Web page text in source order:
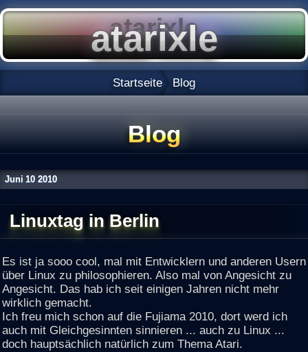
Startseite Blog
Blog
Juni 10 2010
Linuxtag in Berlin
Es ist ja sooo cool, mal mit Entwicklern und anderen Usern
über Linux zu philosophieren. Also mal von Angesicht zu
Angesicht. Das hab ich seit einigen Jahren nicht mehr
wirklich gemacht.
Ich freu mich schon auf die Fujiama 2010, dort werd ich
auch mit Gleichgesinnten sinnieren ... auch zu Linux ...
doch hauptsächlich natürlich zum Thema Atari.